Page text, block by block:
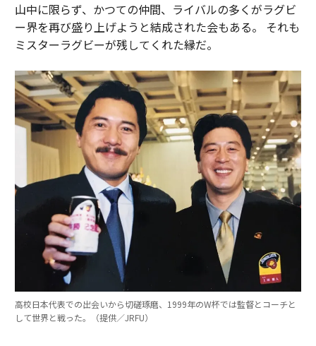
山中に限らず、かつての仲間、ライバルの多くがラグビ
ー界を再び盛り上げようと結成された会もある。 それも
ミスターラグビーが残してくれた縁だ。
高校日本代表での出会いから切磋琢磨、1999年のW杯では監督とコーチと
して世界と戦った。（提供／JRFU）